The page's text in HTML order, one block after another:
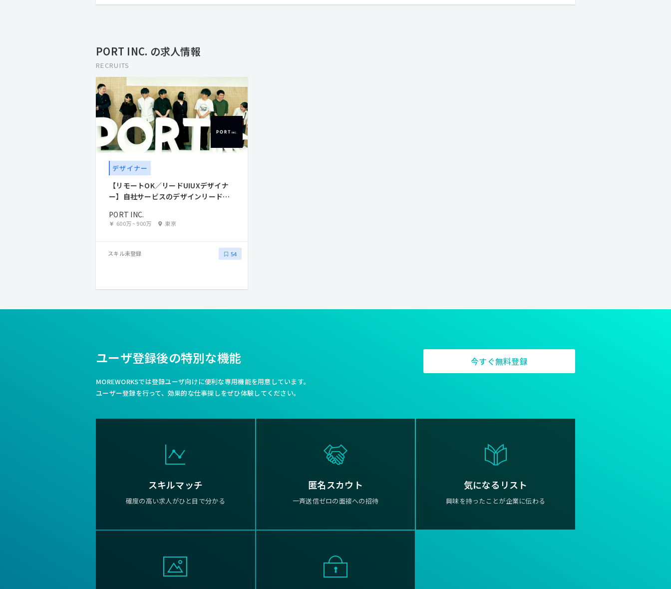
ていくために。
PORT INC. の求人情報
RECRUITS
デザイナー
【リモートOK／リードUIUXデザイナ
ー】自社サービスのデザインリードを
PORT INC.
600万~900万 東京
スキル未登録 54
ユーザ登録後の特別な機能
MOREWORKSでは登録ユーザ向けに便利な専用機能を用意しています。
ユーザー登録を行って、効果的な仕事探しをぜひ体験してください。
今すぐ無料登録
スキルマッチ
確度の高い求人がひと目で分かる
匿名スカウト
一斉送信ゼロの面接への招待
気になるリスト
興味を持ったことが企業に伝わる